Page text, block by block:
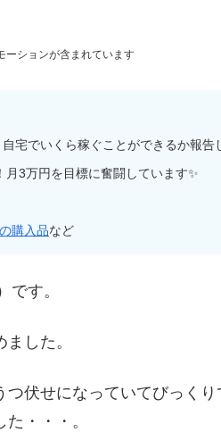
ーションが含まれています
宅でいくら稼ぐことができるか報告
3万円を目標に奮闘しています✨
購入品など
です。
した。
伏せになっていてびっく
・・・。